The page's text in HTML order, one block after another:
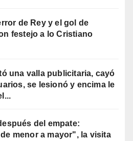
de Rey y el gol de
festejo a lo Cristiano
una valla publicitaria, cayó
se lesionó y encima le
del empate:
menor a mayor", la visita